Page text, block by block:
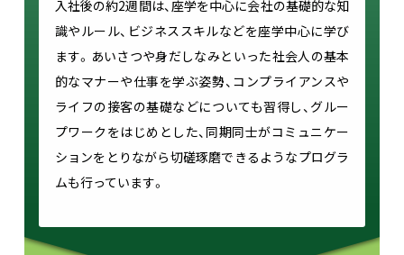
入社後の約2週間は、座学を中心に会社の基礎的な知
識やルール、ビジネススキルなどを座学中心に学び
ます。あいさつや身だしなみといった社会人の基本
的なマナーや仕事を学ぶ姿勢、コンプライアンスや
ライフの接客の基礎などについても習得し、グルー
プワークをはじめとした、同期同士がコミュニケー
ションをとりながら切磋琢磨できるようなプログラ
ムも行っています。